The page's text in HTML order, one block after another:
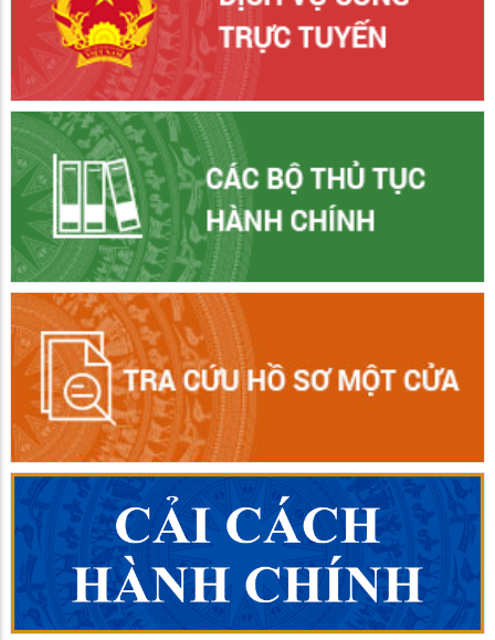
14/07/2026
PHƯỜNG BÌNH ĐỨC TỔ CHỨC TẬP HUẤN CHUYỂN
ĐỔI SỐ THỰC HIỆN PHONG TRÀO "BÌNH DÂN HỌC VỤ
SỐ"
11/07/2026